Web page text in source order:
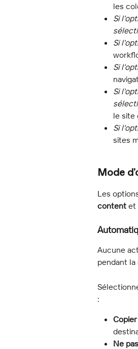
les
Si
Si
Si
Si
le site
Si
sites
Mode
Les
content et
Aucune
pendant la
:
Ne